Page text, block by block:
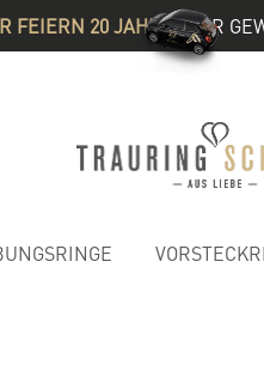
FEIERN 20 JAHRE& IHR